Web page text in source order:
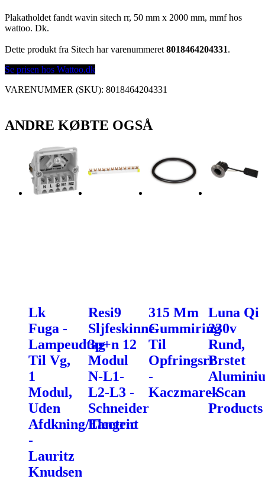
Plakatholdet fandt wavin sitech rr, 50 mm x 2000 mm, mmf hos
wattoo. Dk.
Dette produkt fra Sitech har varenummeret 8018464204331.
Se prisen hos Wattoo.dk
VARENUMMER (SKU): 8018464204331
ANDRE KØBTE OGSÅ
Lk
Fuga -
Lampeudtag
Til Vg,
1
Modul,
Uden
Afdkning/Tangent
-
Lauritz
Knudsen
Resi9
Sljfeskinne
3p+n 12
Modul
N-L1-
L2-L3 -
Schneider
Electric
315 Mm
Gummiring
Til
Opfringsrr
-
Kaczmarek
Luna Qi
230v
Rund,
Brstet
- Scan
Products